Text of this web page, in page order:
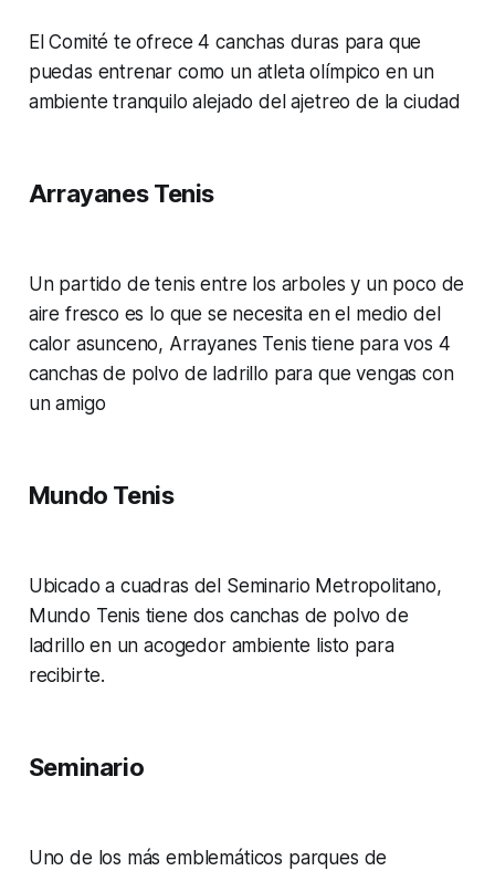
El Comité te ofrece 4 canchas duras para que
puedas entrenar como un atleta olímpico en un
ambiente tranquilo alejado del ajetreo de la ciudad
Arrayanes Tenis
Un partido de tenis entre los arboles y un poco de
aire fresco es lo que se necesita en el medio del
calor asunceno, Arrayanes Tenis tiene para vos 4
canchas de polvo de ladrillo para que vengas con
un amigo
Mundo Tenis
Ubicado a cuadras del Seminario Metropolitano,
Mundo Tenis tiene dos canchas de polvo de
ladrillo en un acogedor ambiente listo para
recibirte.
Seminario
Uno de los más emblemáticos parques de